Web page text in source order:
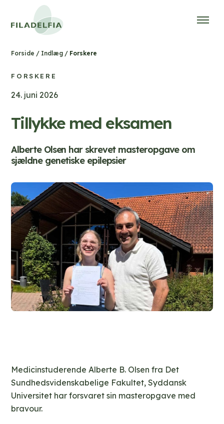
Forside / Indlæg / Forskere
FORSKERE
24. juni 2026
Tillykke med eksamen
Alberte Olsen har skrevet masteropgave om
sjældne genetiske epilepsier
Medicinstuderende Alberte B. Olsen fra Det
Sundhedsvidenskabelige Fakultet, Syddansk
Universitet har forsvaret sin masteropgave med
bravour.